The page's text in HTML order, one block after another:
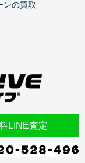
LINE査定
ンの買取